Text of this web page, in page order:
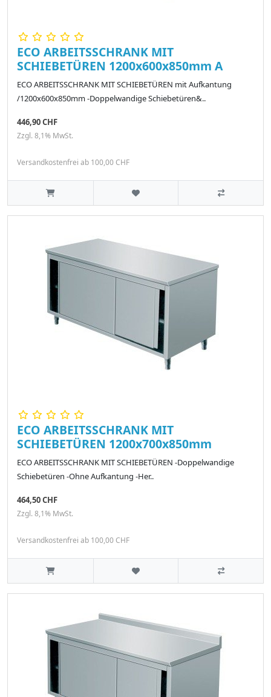
ECO ARBEITSSCHRANK MIT
SCHIEBETÜREN 1200x600x850mm A
ECO ARBEITSSCHRANK MIT SCHIEBETÜREN mit Aufkantung
/1200x600x850mm -Doppelwandige Schiebetüren&..
446,90 CHF
Zzgl. 8,1% MwSt.
Versandkostenfrei ab 100,00 CHF
ECO ARBEITSSCHRANK MIT
SCHIEBETÜREN 1200x700x850mm
ECO ARBEITSSCHRANK MIT SCHIEBETÜREN -Doppelwandige
Schiebetüren -Ohne Aufkantung -Her..
464,50 CHF
Zzgl. 8,1% MwSt.
Versandkostenfrei ab 100,00 CHF